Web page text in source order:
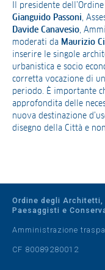
Il presidente
Gianguido Passoni ,
Davide Canavesio ,
moderati da Maurizio
inserire le singole
urbanistica e socio
corretta vocazione di
periodo. È importante
approfondita delle
nuova destinazione
disegno della Città e
Ordine degli
Paesaggisti e
Amministrazione
CF 80089280012